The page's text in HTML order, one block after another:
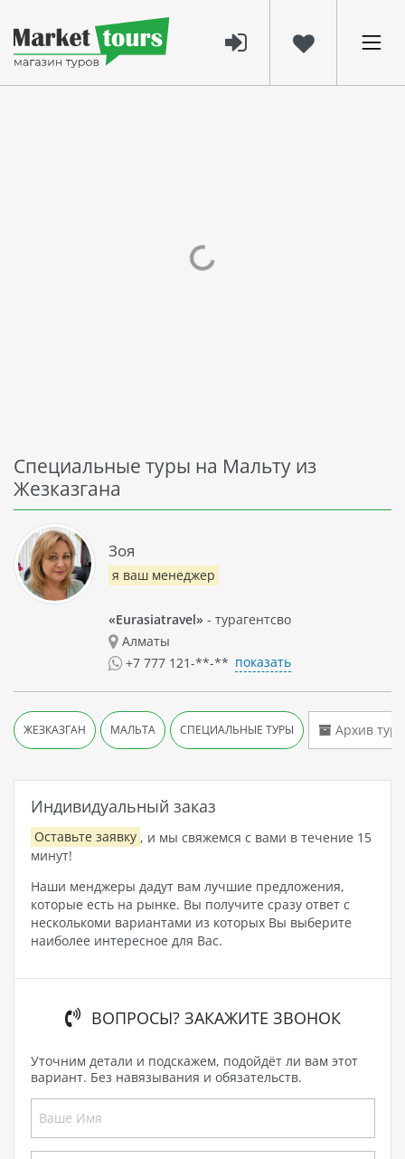
Специальные туры на Мальту из
Жезказгана
Индивидуальный заказ
Оставьте заявку , и мы свяжемся с вами в течение 15
минут!
Наши менджеры дадут вам лучшие предложения,
которые есть на рынке. Вы получите сразу ответ с
несколькоми вариантами из которых Вы выберите
наиболее интересное для Вас.
ВОПРОСЫ? ЗАКАЖИТЕ ЗВОНОК
Уточним детали и подскажем, подойдёт ли вам этот
вариант. Без навязывания и обязательств.
Зоя
я ваш менеджер
«Eurasiatravel» - турагентсво
Алматы
+7 777 121-**-** показать
ЖЕЗКАЗГАН МАЛЬТА СПЕЦИАЛЬНЫЕ ТУРЫ Архив